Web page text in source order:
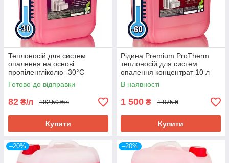
Теплоносій для систем
опалення на основі
пропіленгліколю -30°C
Готово до відправки
82 ₴/л 102,50 ₴/л
Купити
Рідина Premium ProTherm
теплоносій для систем
опалення концентрат 10 л
В наявності
1 500 ₴ 1 875 ₴
Купити
–20% –20%